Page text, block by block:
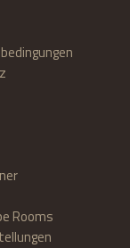
Rooms